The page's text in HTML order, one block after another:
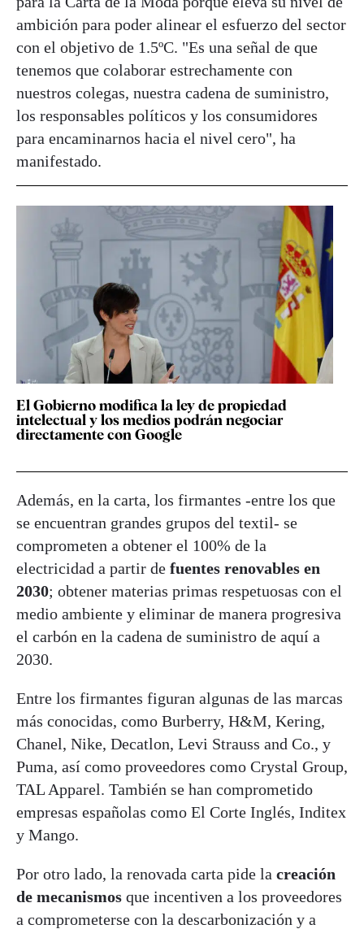
ambición para poder alinear el esfuerzo del sector
con el objetivo de 1.5ºC. "Es una señal de que
tenemos que colaborar estrechamente con
nuestros colegas, nuestra cadena de suministro,
los responsables políticos y los consumidores
para encaminarnos hacia el nivel cero", ha
manifestado.
El Gobierno modifica la ley de propiedad
intelectual y los medios podrán negociar
directamente con Google
Además, en la carta, los firmantes -entre los que
se encuentran grandes grupos del textil- se
comprometen a obtener el 100% de la
electricidad a partir de fuentes renovables en
2030; obtener materias primas respetuosas con el
medio ambiente y eliminar de manera progresiva
el carbón en la cadena de suministro de aquí a
2030.
Entre los firmantes figuran algunas de las marcas
más conocidas, como Burberry, H&M, Kering,
Chanel, Nike, Decatlon, Levi Strauss and Co., y
Puma, así como proveedores como Crystal Group,
TAL Apparel. También se han comprometido
empresas españolas como El Corte Inglés, Inditex
y Mango.
Por otro lado, la renovada carta pide la creación
de mecanismos que incentiven a los proveedores
a comprometerse con la descarbonización y a